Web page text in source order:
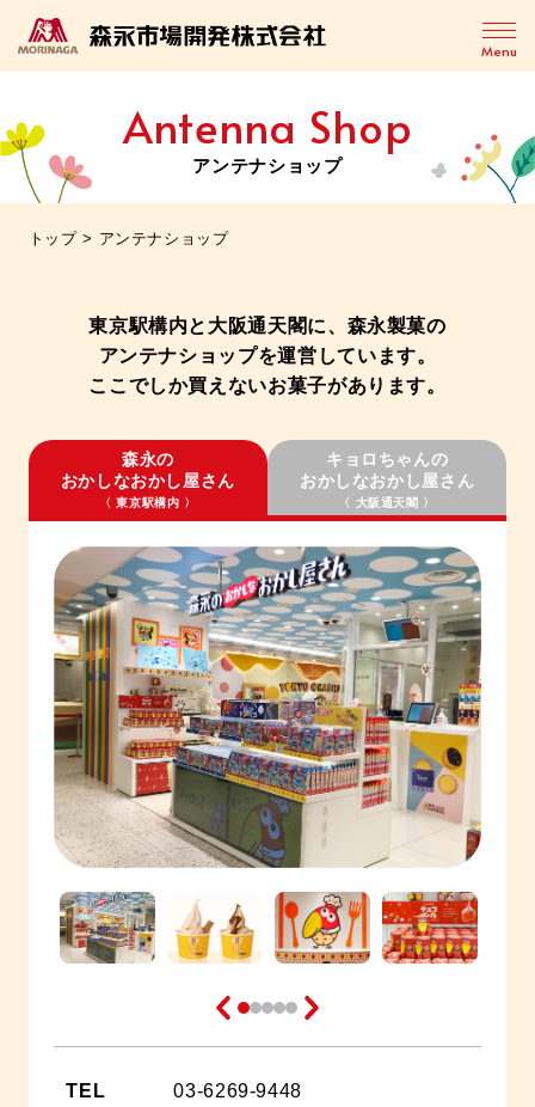
Menu
Antenna Shop
アンテナショップ
トップ> アンテナショップ
東京駅構内と大阪通天閣に、森永製菓の
アンテナショップを運営しています。
ここでしか買えないお菓子があります。
森永の
おかしなおかし屋さん
〈 東京駅構内 〉
キョロちゃんの
おかしなおかし屋さん
〈 大阪通天閣 〉
TEL 03-6269-9448